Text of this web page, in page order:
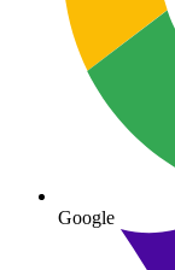
Google